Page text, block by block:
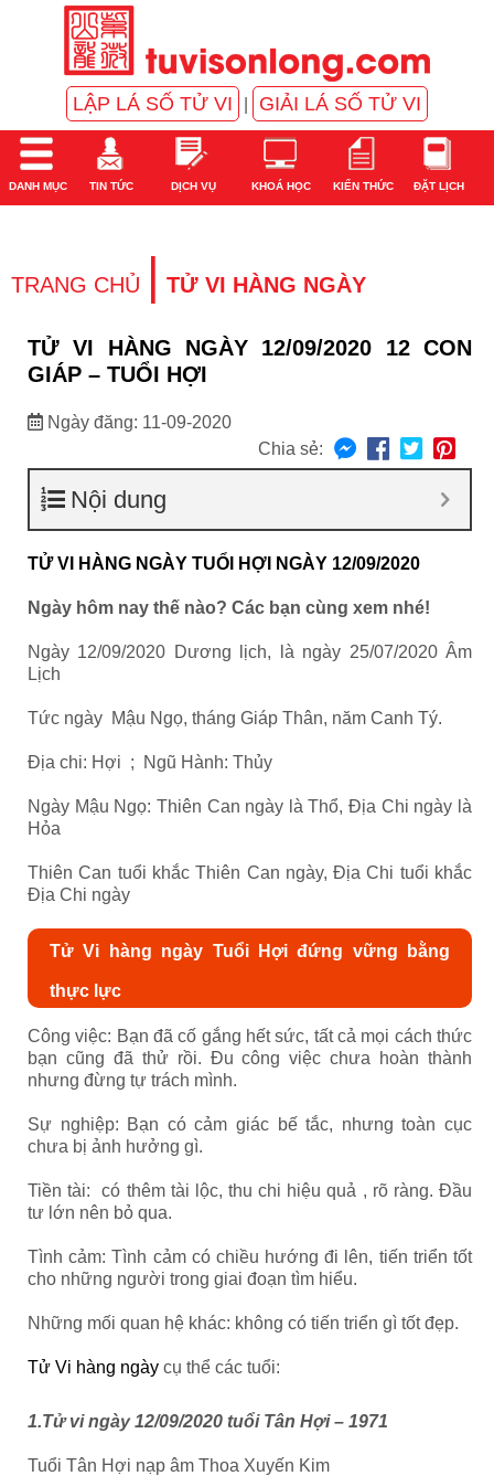
LẬP LÁ SỐ TỬ VI GIẢI LÁ SỐ TỬ VI
DANH MỤC TIN TỨC DỊCH VỤ KHOÁ HỌC KIẾN THỨC ĐẶT LỊCH
TRANG CHỦ | TỬ VI HÀNG NGÀY
TỬ VI HÀNG NGÀY 12/09/2020 12 CON
GIÁP – TUỔI HỢI
Ngày đăng: 11-09-2020
Chia sẻ:
Nội dung
TỬ VI HÀNG NGÀY TUỔI HỢI NGÀY 12/09/2020
Ngày hôm nay thế nào? Các bạn cùng xem nhé!
Ngày 12/09/2020 Dương lịch, là ngày 25/07/2020 Âm
Lịch
Tức ngày Mậu Ngọ, tháng Giáp Thân, năm Canh Tý.
Địa chi: Hợi ; Ngũ Hành: Thủy
Ngày Mậu Ngọ: Thiên Can ngày là Thổ, Địa Chi ngày là
Hỏa
Thiên Can tuổi khắc Thiên Can ngày, Địa Chi tuổi khắc
Địa Chi ngày
Tử Vi hàng ngày Tuổi Hợi đứng vững bằng
thực lực
Công việc: Bạn đã cố gắng hết sức, tất cả mọi cách thức
bạn cũng đã thử rồi. Đu công việc chưa hoàn thành
nhưng đừng tự trách mình.
Sự nghiệp: Bạn có cảm giác bế tắc, nhưng toàn cục
chưa bị ảnh hưởng gì.
Tiền tài: có thêm tài lộc, thu chi hiệu quả , rõ ràng. Đầu
tư lớn nên bỏ qua.
Tình cảm: Tình cảm có chiều hướng đi lên, tiến triển tốt
cho những người trong giai đoạn tìm hiểu.
Những mối quan hệ khác: không có tiến triển gì tốt đẹp.
Tử Vi hàng ngày cụ thể các tuổi:
1.Tử vi ngày 12/09/2020 tuổi Tân Hợi – 1971
Tuổi Tân Hợi nạp âm Thoa Xuyến Kim